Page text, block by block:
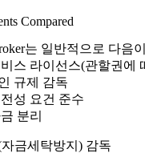
Compared
는 일반적으로 다음
스 라이선스(관할권에
규제 감독
성 요건 준수
분리
금세탁방지) 감독